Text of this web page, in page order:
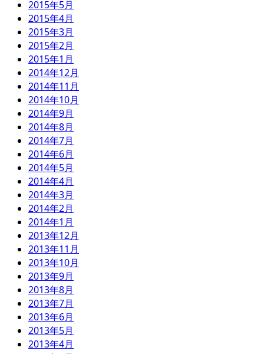
2015年5月
2015年4月
2015年3月
2015年2月
2015年1月
2014年12月
2014年11月
2014年10月
2014年9月
2014年8月
2014年7月
2014年6月
2014年5月
2014年4月
2014年3月
2014年2月
2014年1月
2013年12月
2013年11月
2013年10月
2013年9月
2013年8月
2013年7月
2013年6月
2013年5月
2013年4月